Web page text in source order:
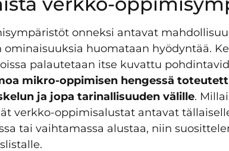
onneksi antavat
huomataan hyödyntää.
palautetaan itse kuvattu
mikro-oppimisen hengessä
ja jopa tarinallisuuden välille.
verkko-oppimisalustat antavat
tai vaihtamassa alustaa, niin